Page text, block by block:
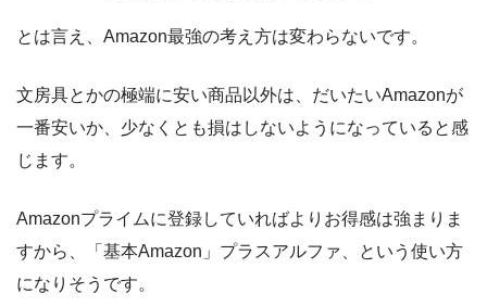
とは言え、Amazon最強の考え方は変わらないです。
文房具とかの極端に安い商品以外は、だいたいAmazonが
一番安いか、少なくとも損はしないようになっていると感
じます。
Amazonプライムに登録していればよりお得感は強まりま
すから、「基本Amazon」プラスアルファ、という使い方
になりそうです。